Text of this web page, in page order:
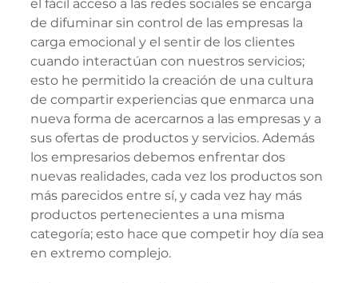
el fácil acceso a las redes sociales se encarga
de difuminar sin control de las empresas la
carga emocional y el sentir de los clientes
cuando interactúan con nuestros servicios;
esto he permitido la creación de una cultura
de compartir experiencias que enmarca una
nueva forma de acercarnos a las empresas y a
sus ofertas de productos y servicios. Además
los empresarios debemos enfrentar dos
nuevas realidades, cada vez los productos son
más parecidos entre sí, y cada vez hay más
productos pertenecientes a una misma
categoría; esto hace que competir hoy día sea
en extremo complejo.